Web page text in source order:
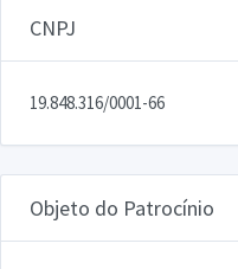
CNPJ
19.848.316/0001-66
Objeto do Patrocínio